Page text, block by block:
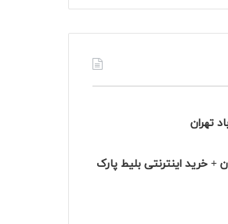
تهران
+ خرید اینترنتی بلیط پارک